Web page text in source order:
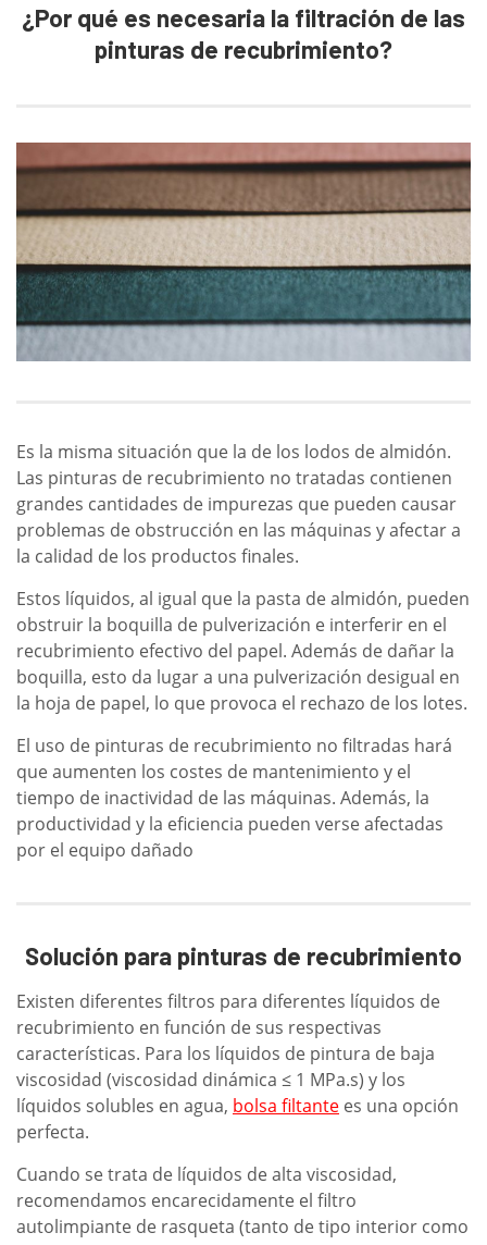
¿Por qué es necesaria la filtración de las
pinturas de recubrimiento?
Es la misma situación que la de los lodos de almidón.
Las pinturas de recubrimiento no tratadas contienen
grandes cantidades de impurezas que pueden causar
problemas de obstrucción en las máquinas y afectar a
la calidad de los productos finales.
Estos líquidos, al igual que la pasta de almidón, pueden
obstruir la boquilla de pulverización e interferir en el
recubrimiento efectivo del papel. Además de dañar la
boquilla, esto da lugar a una pulverización desigual en
la hoja de papel, lo que provoca el rechazo de los lotes.
El uso de pinturas de recubrimiento no filtradas hará
que aumenten los costes de mantenimiento y el
tiempo de inactividad de las máquinas. Además, la
productividad y la eficiencia pueden verse afectadas
por el equipo dañado
Solución para pinturas de recubrimiento
Existen diferentes filtros para diferentes líquidos de
recubrimiento en función de sus respectivas
características. Para los líquidos de pintura de baja
viscosidad (viscosidad dinámica ≤ 1 MPa.s) y los
líquidos solubles en agua, bolsa filtante es una opción
perfecta.
Cuando se trata de líquidos de alta viscosidad,
recomendamos encarecidamente el filtro
autolimpiante de rasqueta (tanto de tipo interior como